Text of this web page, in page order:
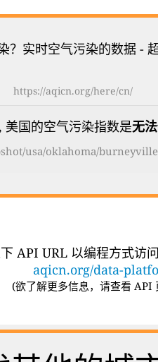
？实时空气污染的数据 -
https://aqicn.org/here/cn/
国的空气污染指数是无
usa/oklahoma/burneyville/
API URL 以编程方式访
aqicn.org/data-
(欲了解更多信息，请查看 API